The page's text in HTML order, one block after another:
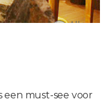
een must-see voor